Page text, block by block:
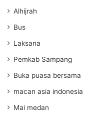
Alhijrah
Bus
Laksana
Pemkab Sampang
Buka puasa bersama
macan asia indonesia
Mai medan